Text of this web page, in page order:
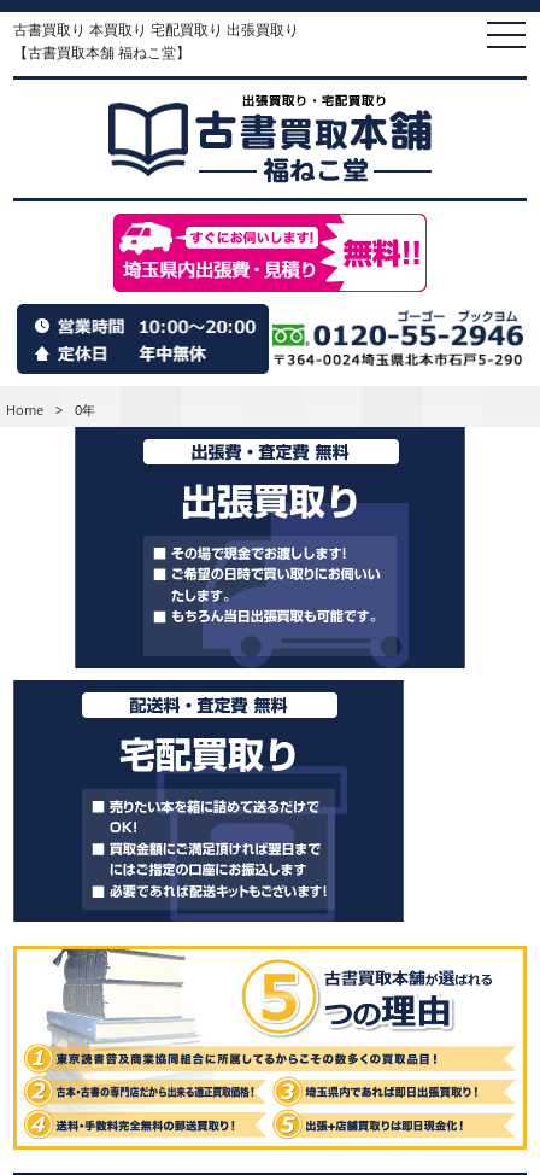
古書買取り 本買取り 宅配買取り 出張買取り
【古書買取本舗 福ねこ堂】
Home > 0年